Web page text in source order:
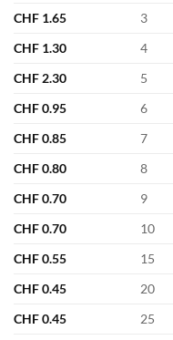
CHF 1.65 3
CHF 1.30 4
CHF 2.30 5
CHF0.95 6
CHF0.85 7
CHF0.80 8
CHF0.70 9
CHF0.70 10
CHF0.55 15
CHF0.45 20
CHF0.45 25